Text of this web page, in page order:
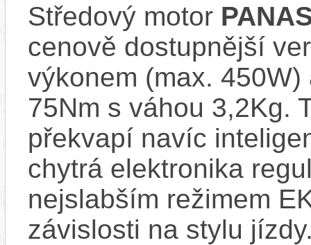
Středový motor
cenově dostupnější
výkonem (max.
75Nm s váhou 3,2Kg.
překvapí navíc
chytrá elektronika
nejslabším režimem
závislosti na stylu